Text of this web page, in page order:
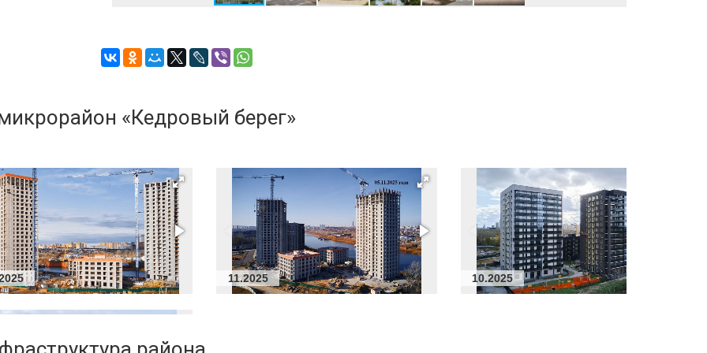
«Кедровый берег»
11.2025 10.2025